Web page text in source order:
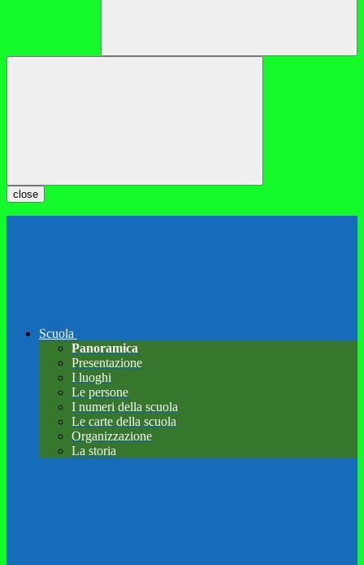
close
Scuola
Panoramica
Presentazione
I luoghi
Le persone
I numeri della scuola
Le carte della scuola
Organizzazione
La storia